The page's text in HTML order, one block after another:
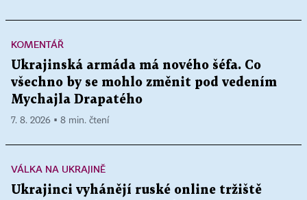
KOMENTÁŘ
Ukrajinská armáda má nového šéfa. Co
všechno by se mohlo změnit pod vedením
Mychajla Drapatého
7. 8. 2026 ▪ 8 min. čtení
VÁLKA NA UKRAJINĚ
Ukrajinci vyhánějí ruské online tržiště